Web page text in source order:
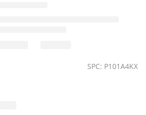
SPC: P101A4KX